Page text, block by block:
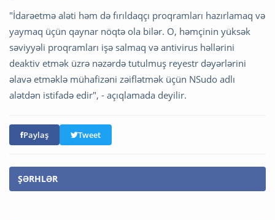
"İdarəetmə aləti həm də fırıldaqçı proqramları hazırlamaq və
yaymaq üçün qaynar nöqtə ola bilər. O, həmçinin yüksək
səviyyəli proqramları işə salmaq və antivirus həllərini
deaktiv etmək üzrə nəzərdə tutulmuş reyestr dəyərlərini
əlavə etməklə mühafizəni zəiflətmək üçün NSudo adlı
alətdən istifadə edir", - açıqlamada deyilir.
Paylaş Tweet
ŞƏRHLƏR